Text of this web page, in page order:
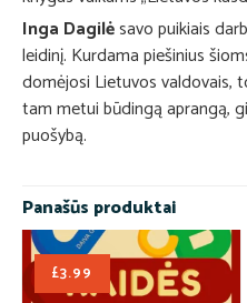
Inga Dagilėsavo puikiais
leidinį. Kurdama piešinius
domėjosi Lietuvos valdovais,
tam metui būdingą aprangą,
puošybą.
Panašūs produktai
£3.99